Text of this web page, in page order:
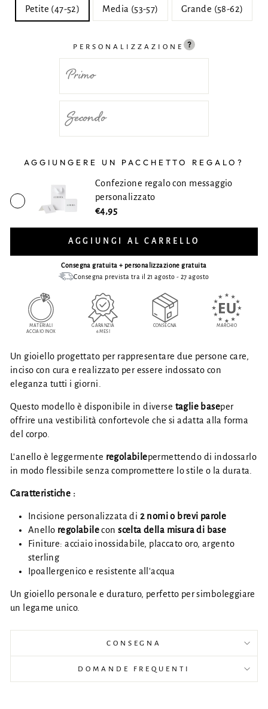
Petite (47-52) Media (53-57) Grande (58-62)
PERSONALIZZAZIONE
AGGIUNGERE UN PACCHETTO REGALO?
Confezione regalo con messaggio
personalizzato
€4,95
AGGIUNGI AL CARRELLO
Consegna gratuita + personalizzazione gratuita
Consegna prevista tra il 21 agosto - 27 agosto
MATERIALI
ACCIAIO INOX
GARANZIA
6 MESI
CONSEGNA MARCHIO
Un gioiello progettato per rappresentare due persone care,
inciso con cura e realizzato per essere indossato con
eleganza tutti i giorni.
Questo modello è disponibile in diverse taglie baseper
offrire una vestibilità confortevole che si adatta alla forma
del corpo.
L'anello è leggermente regolabilepermettendo di indossarlo
in modo flessibile senza compromettere lo stile o la durata.
Caratteristiche :
Incisione personalizzata di 2 nomi o brevi parole
Anello regolabileconscelta della misura di base
Finiture: acciaio inossidabile, placcato oro, argento
sterling
Ipoallergenico e resistente all'acqua
Un gioiello personale e duraturo, perfetto per simboleggiare
un legame unico.
CONSEGNA
DOMANDE FREQUENTI